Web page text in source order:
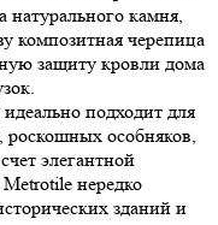
натурального камня,
композитная черепица
защиту кровли дома
подходит для
роскошных особняков,
элегантной
нередко
зданий и